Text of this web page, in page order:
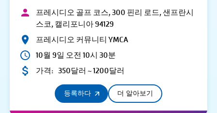
프레시디오 골프 코스, 300 핀리 로드, 샌프란시
스코, 캘리포니아 94129
프레시디오 커뮤니티 YMCA
10월 9일 오전 10시 30분
가격: 350달러 ~ 1200달러
등록하다 더 알아보기